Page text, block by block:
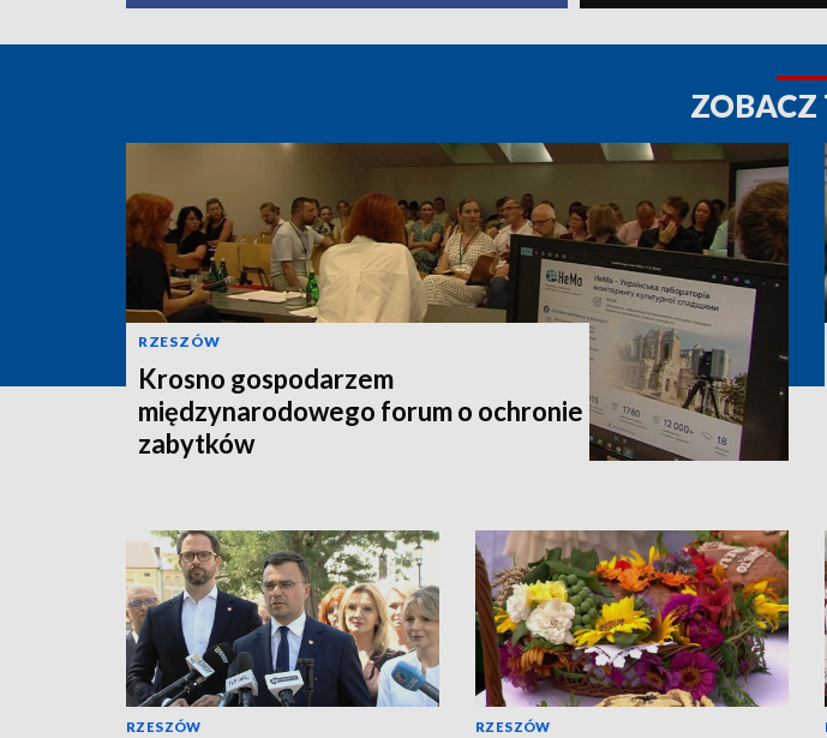
ZOBACZ
RZESZÓW
Krosno gospodarzem
międzynarodowego forum o ochronie
zabytków
RZESZÓW RZESZÓW